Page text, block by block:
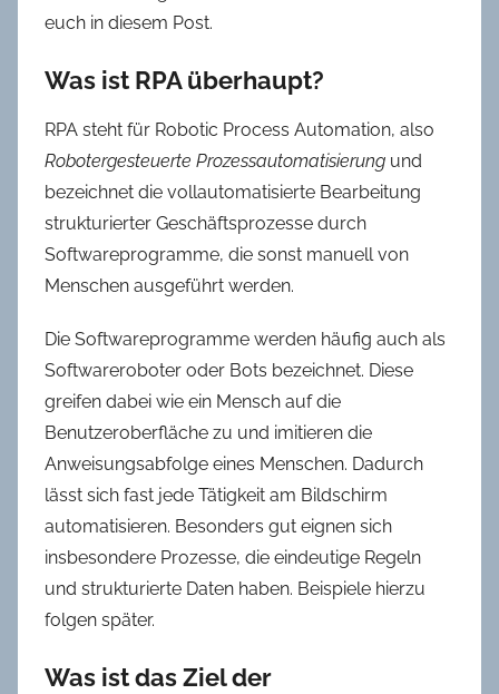
euch in diesem Post.
Was ist RPA überhaupt?
RPA steht für Robotic Process Automation, also
Robotergesteuerte Prozessautomatisierung und
bezeichnet die vollautomatisierte Bearbeitung
strukturierter Geschäftsprozesse durch
Softwareprogramme, die sonst manuell von
Menschen ausgeführt werden.
Die Softwareprogramme werden häufig auch als
Softwareroboter oder Bots bezeichnet. Diese
greifen dabei wie ein Mensch auf die
Benutzeroberfläche zu und imitieren die
Anweisungsabfolge eines Menschen. Dadurch
lässt sich fast jede Tätigkeit am Bildschirm
automatisieren. Besonders gut eignen sich
insbesondere Prozesse, die eindeutige Regeln
und strukturierte Daten haben. Beispiele hierzu
folgen später.
Was ist das Ziel der